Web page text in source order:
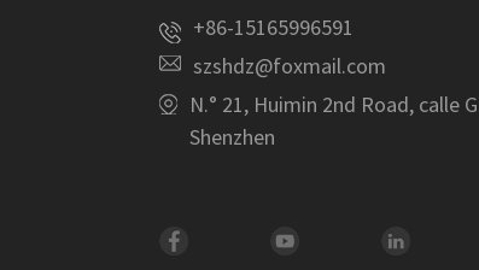
+86-15165996591
szshdz@foxmail.com
N.° 21, Huimin 2nd Road, calle
Shenzhen